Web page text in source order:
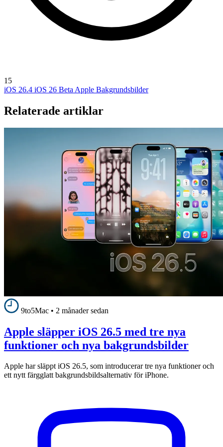
15
iOS 26.4 iOS 26 Beta Apple Bakgrundsbilder
Relaterade artiklar
9to5Mac • 2 månader sedan
Apple släpper iOS 26.5 med tre nya
funktioner och nya bakgrundsbilder
Apple har släppt iOS 26.5, som introducerar tre nya funktioner och
ett nytt färgglatt bakgrundsbildsalternativ för iPhone.